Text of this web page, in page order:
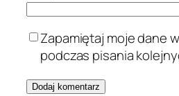
Zapamiętaj moje dane
podczas pisania